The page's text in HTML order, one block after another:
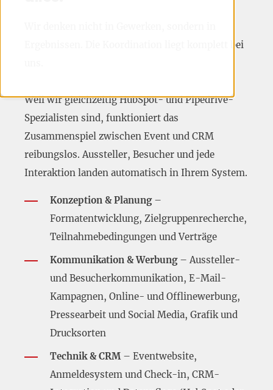
Ergebnissen. Die Koordination liegt komplett bei
Weil wir gleichzeitig HubSpot- und Pipedrive-
Spezialisten sind, funktioniert das
Zusammenspiel zwischen Event und CRM
reibungslos. Aussteller, Besucher und jede
Interaktion landen automatisch in Ihrem System.
Konzeption & Planung–
Formatentwicklung, Zielgruppenrecherche,
Teilnahmebedingungen und Verträge
Kommunikation & Werbung– Aussteller-
und Besucherkommunikation, E-Mail-
Kampagnen, Online- und Offlinewerbung,
Pressearbeit und Social Media, Grafik und
Drucksorten
Technik & CRM – Eventwebsite,
Anmeldesystem und Check-in, CRM-